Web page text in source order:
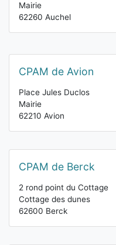
Mairie
62260 Auchel
CPAM de Avion
Place Jules Duclos
Mairie
62210 Avion
CPAM de Berck
2 rond point du Cottage
Cottage des dunes
62600 Berck